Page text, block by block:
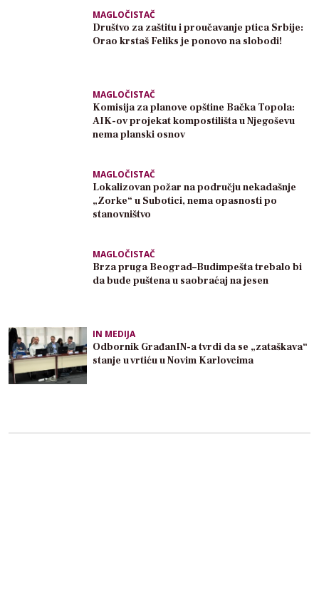
MAGLOČISTAČ
Društvo za zaštitu i proučavanje ptica Srbije:
Orao krstaš Feliks je ponovo na slobodi!
MAGLOČISTAČ
Komisija za planove opštine Bačka Topola:
AIK-ov projekat kompostilišta u Njegoševu
nema planski osnov
MAGLOČISTAČ
Lokalizovan požar na području nekadašnje
„Zorke“ u Subotici, nema opasnosti po
stanovništvo
MAGLOČISTAČ
Brza pruga Beograd–Budimpešta trebalo bi
da bude puštena u saobraćaj na jesen
IN MEDIJA
Odbornik GrađanIN-a tvrdi da se „zataškava“
stanje u vrtiću u Novim Karlovcima